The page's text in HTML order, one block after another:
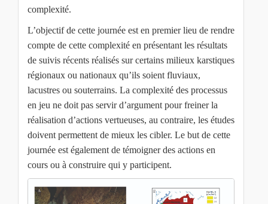
complexité.
L’objectif de cette journée est en premier lieu de rendre
compte de cette complexité en présentant les résultats
de suivis récents réalisés sur certains milieux karstiques
régionaux ou nationaux qu’ils soient fluviaux,
lacustres ou souterrains. La complexité des processus
en jeu ne doit pas servir d’argument pour freiner la
réalisation d’actions vertueuses, au contraire, les études
doivent permettent de mieux les cibler. Le but de cette
journée est également de témoigner des actions en
cours ou à construire qui y participent.